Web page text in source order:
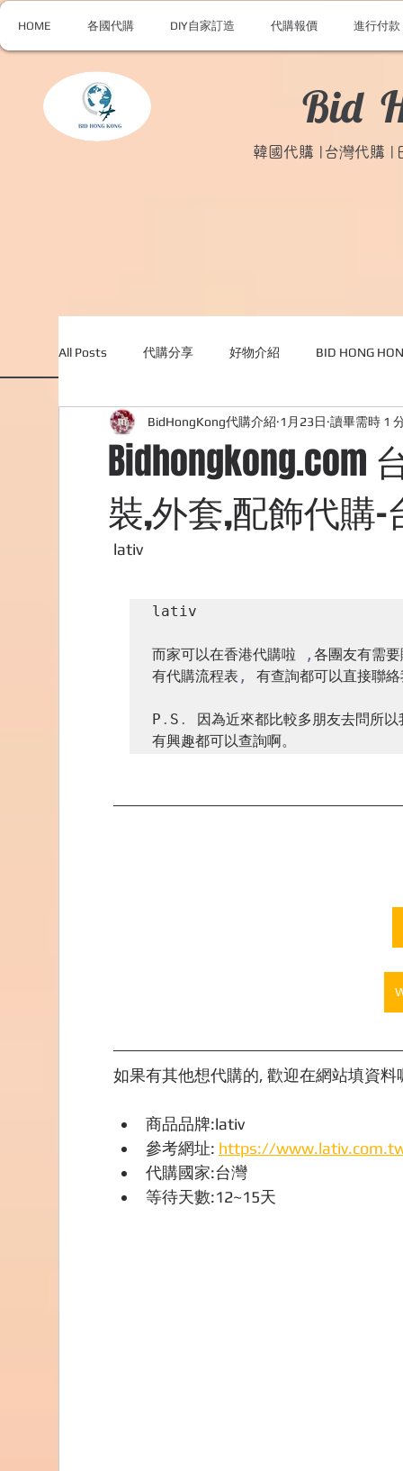
HOME 各國代購 DIY自家訂造 代購報價 進行付款
Bid
韓國代購 |台灣代購 |
All Posts 代購分享 好物介紹 BID HONG
外國購物網站介紹 ABOUT ME ABOUT
美食團購 購物 台灣代購網站
Bidhongkong.com
裝,外套,配飾代購
BidHongKong代購介紹 1月23日 讀畢需時 1
lativ
lativ
而家可以在香港代購啦 , 各團友有需
有代購流程表 , 有查詢都可以直接聯
P . S .
因為近來都比較多朋友去問所
如果有其他想代購的, 歡迎在網站填資料
商品品牌:lativ
參考網址: https://
代購國家:台灣
等待天數:12~15天